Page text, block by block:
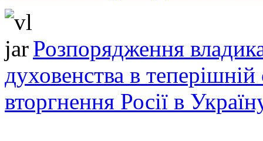
Розпорядження
духовенства в теперішній
вторгнення Росії в